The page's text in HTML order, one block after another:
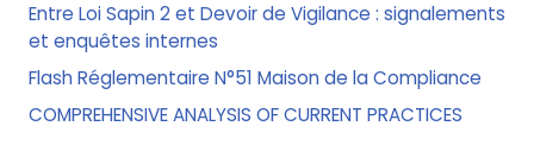
Entre Loi Sapin 2 et Devoir de Vigilance : signalements
et enquêtes internes
Flash Réglementaire N°51 Maison de la Compliance
COMPREHENSIVE ANALYSIS OF CURRENT PRACTICES